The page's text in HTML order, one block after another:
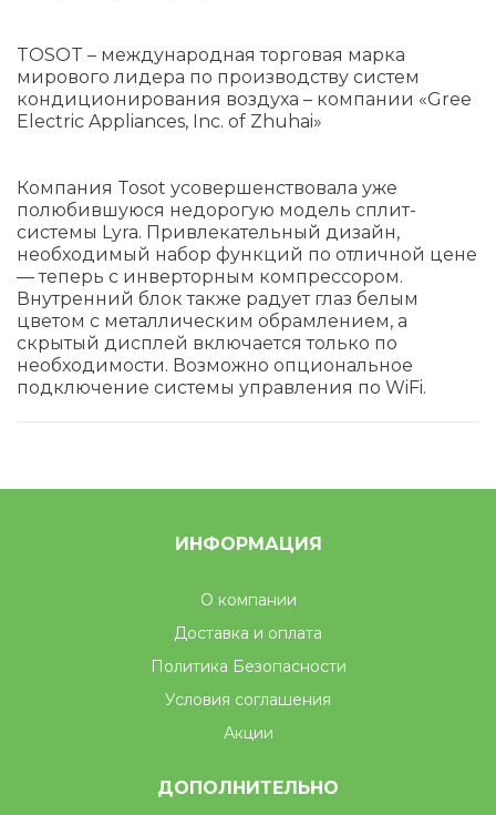
TOSOT – международная торговая марка
мирового лидера по производству систем
кондиционирования воздуха – компании «Gree
Electric Appliances, Inc. of Zhuhai»
Компания Tosot усовершенствовала уже
полюбившуюся недорогую модель сплит-
системы Lyra. Привлекательный дизайн,
необходимый набор функций по отличной цене
— теперь с инверторным компрессором.
Внутренний блок также радует глаз белым
цветом с металлическим обрамлением, а
скрытый дисплей включается только по
необходимости. Возможно опциональное
подключение системы управления по WiFi.
ИНФОРМАЦИЯ
О компании
Доставка и оплата
Политика Безопасности
Условия соглашения
Акции
ДОПОЛНИТЕЛЬНО